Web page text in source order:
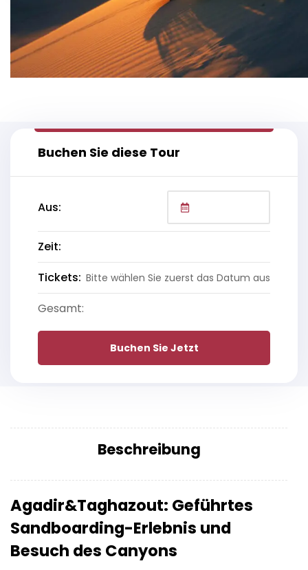
Buchen Sie diese Tour
Aus:
Zeit:
Tickets: Bitte wählen Sie zuerst das Datum aus
Gesamt:
Buchen Sie Jetzt
Beschreibung
Agadir&Taghazout: Geführtes
Sandboarding-Erlebnis und
Besuch des Canyons